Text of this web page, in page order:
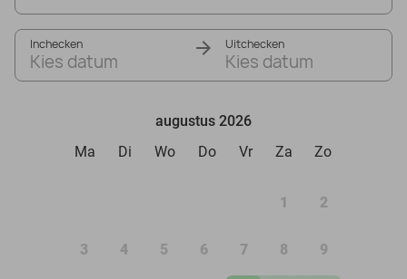
Inchecken
Kies datum
Uitchecken
Kies datum
augustus 2026
Ma
Di Wo Do Vr Za Zo
1 2
3 4 5 6 7 8 9